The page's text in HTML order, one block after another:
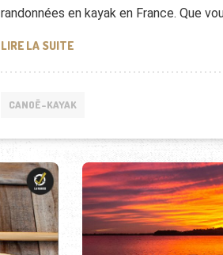
randonnées en kayak en France. Que
LIRE LA SUITELES PLUS BELLES
CANOË-KAYAK